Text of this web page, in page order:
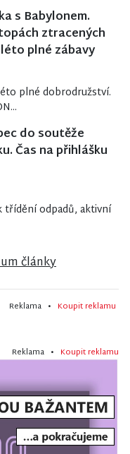
s Babylonem.
ztracených
plné zábavy
plné dobrodružství.
do soutěže
Čas na přihlášku
odpadů, aktivní
články
Reklama • Koupit reklamu
Reklama • Koupit reklamu